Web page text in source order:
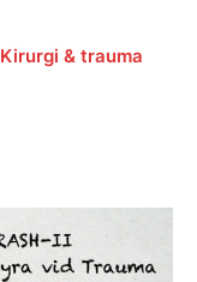
Kirurgi & trauma